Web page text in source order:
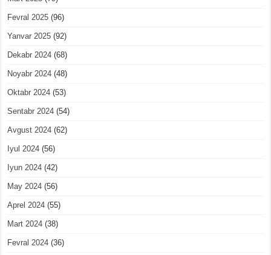
Fevral 2025 (96)
Yanvar 2025 (92)
Dekabr 2024 (68)
Noyabr 2024 (48)
Oktabr 2024 (53)
Sentabr 2024 (54)
Avgust 2024 (62)
Iyul 2024 (56)
Iyun 2024 (42)
May 2024 (56)
Aprel 2024 (55)
Mart 2024 (38)
Fevral 2024 (36)